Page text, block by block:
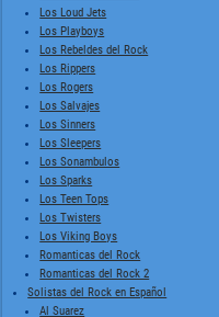
Los Loud Jets
Los Playboys
Los Rebeldes del Rock
Los Rippers
Los Rogers
Los Salvajes
Los Sinners
Los Sleepers
Los Sonambulos
Los Sparks
Los Teen Tops
Los Twisters
Los Viking Boys
Romanticas del Rock
Romanticas del Rock 2
Solistas del Rock en Español
Al Suarez